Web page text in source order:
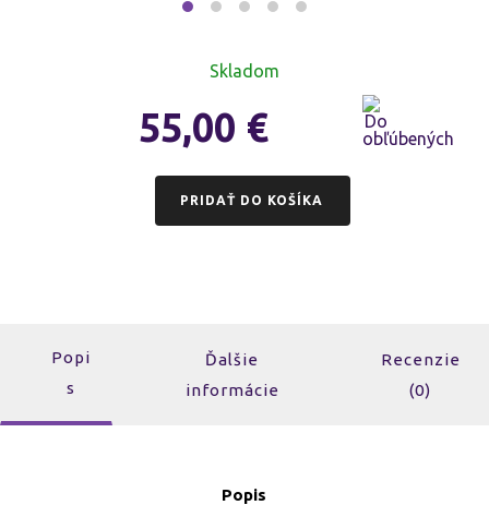
Skladom
55,00 €
PRIDAŤ DO KOŠÍKA
Popi
s
Ďalšie
informácie
Recenzie
(0)
Popis